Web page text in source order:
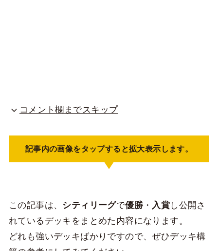
コメント欄までスキップ
記事内の画像をタップすると拡大表示します。
この記事は、 シティリーグで優勝・ 入賞 し公開さ
れているデッキをまとめた内容になります。
どれも強いデッキばかりですので、ぜひデッキ構